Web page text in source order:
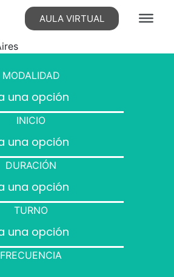
AULA VIRTUAL
MODALIDAD
INICIO
DURACIÓN
TURNO
FRECUENCIA